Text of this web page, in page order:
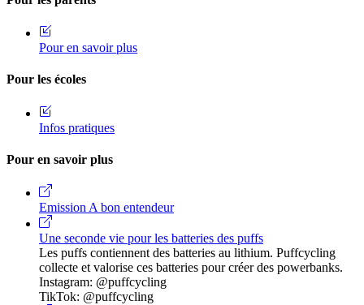
Pour en savoir plus
Pour les écoles
Infos pratiques
Pour en savoir plus
Emission A bon entendeur
Une seconde vie pour les batteries des puffs
Les puffs contiennent des batteries au lithium. Puffcycling
collecte et valorise ces batteries pour créer des powerbanks.
Instagram: @puffcycling
TikTok: @puffcycling